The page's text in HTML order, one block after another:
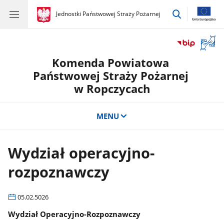
gov.pl
Jednostki Państwowej Straży Pożarnej
gov.pl
Jednostki
przejdź
okno
Komenda Powiatowa
Państwowej Straży Pożarnej
w Ropczycach
MENU
Wydział operacyjno-
rozpoznawczy
05.02.5026
Wydział Operacyjno-Rozpoznawczy